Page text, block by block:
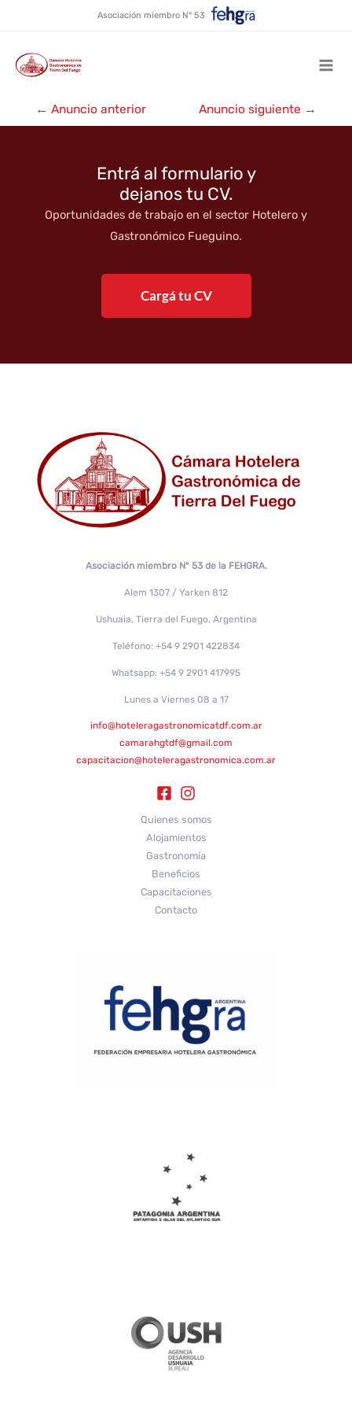
contenido
Asociación miembro N° 53
Cabañas Q-Cas ★
Navegación
de
← Anuncio anterior Anuncio siguiente →
Entrá al formulario y
dejanos tu CV.
Oportunidades de trabajo en el sector Hotelero y
Gastronómico Fueguino.
Cargá tu CV
Asociación miembro N° 53 de la FEHGRA.
Alem 1307 / Yarken 812
Ushuaia, Tierra del Fuego, Argentina
Teléfono: +54 9 2901 422834
Whatsapp: +54 9 2901 417995
Lunes a Viernes 08 a 17
info@hoteleragastronomicatdf.com.ar
camarahgtdf@gmail.com
capacitacion@hoteleragastronomica.com.ar
Quienes somos
Alojamientos
Gastronomía
Beneficios
Capacitaciones
Contacto